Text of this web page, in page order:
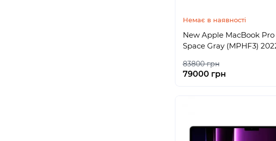
Немає в наявності
New Apple MacBook Pro
Space Gray (MPHF3)
83800 грн
79000 грн